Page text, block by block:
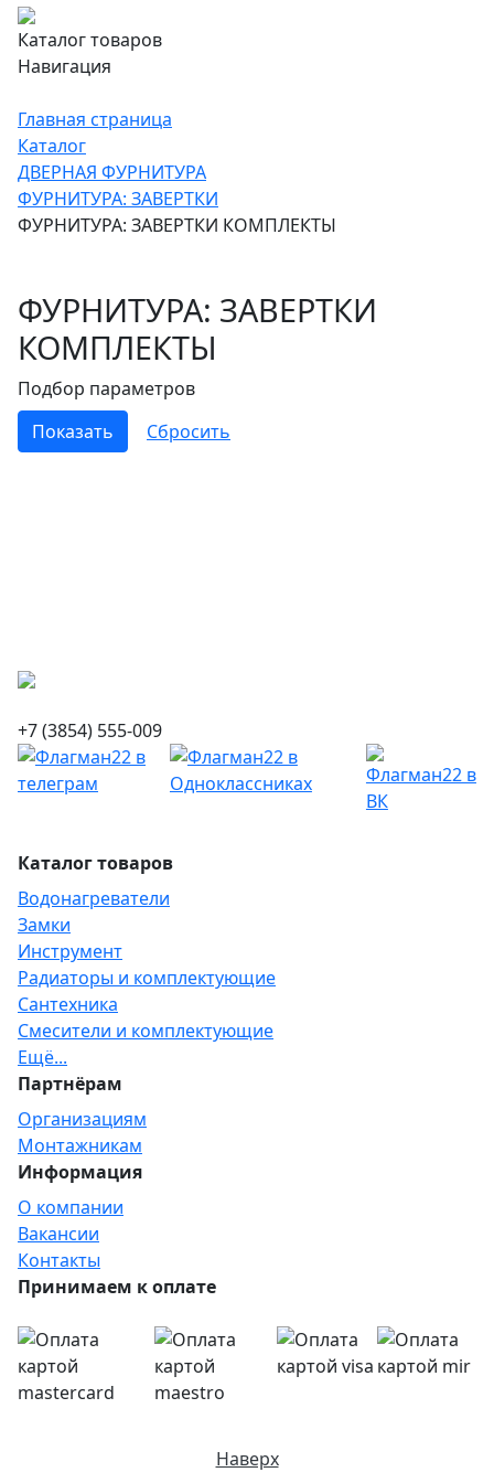
Каталог товаров
Навигация
Главная страница
Каталог
ДВЕРНАЯ ФУРНИТУРА
ФУРНИТУРА: ЗАВЕРТКИ
ФУРНИТУРА: ЗАВЕРТКИ КОМПЛЕКТЫ
ФУРНИТУРА: ЗАВЕРТКИ
КОМПЛЕКТЫ
Подбор параметров
+7 (3854) 555-009
Каталог товаров
Водонагреватели
Замки
Инструмент
Радиаторы и комплектующие
Сантехника
Смесители и комплектующие
Ещё...
Партнёрам
Организациям
Монтажникам
Информация
О компании
Вакансии
Контакты
Принимаем к оплате
Наверх